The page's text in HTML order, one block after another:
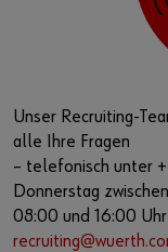
Unser Recruiting-
alle Ihre Fragen
– telefonisch unter
Donnerstag
08:00 und 16:00